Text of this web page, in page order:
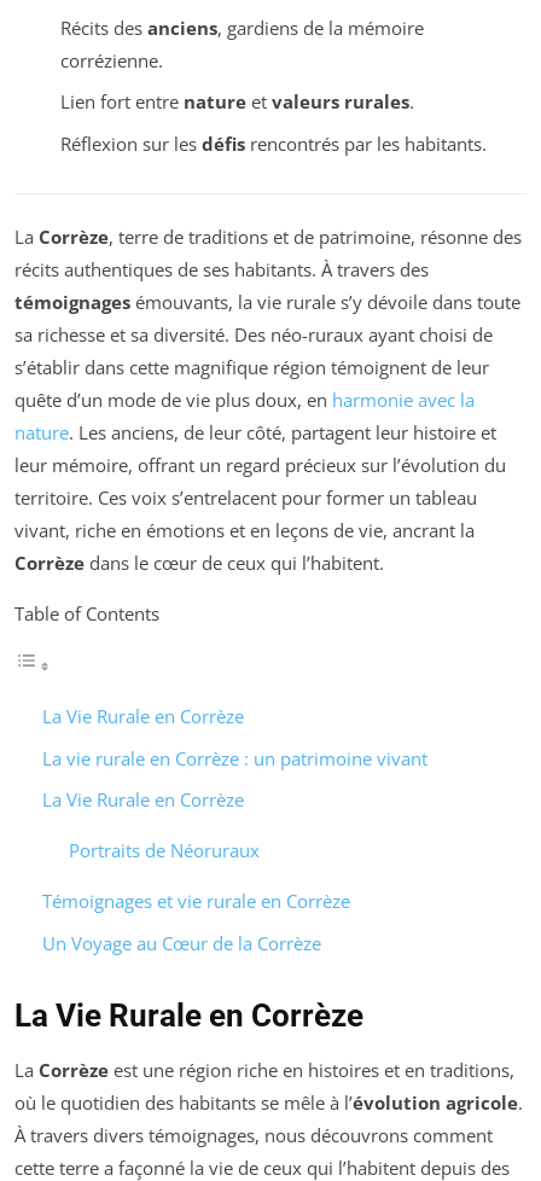
Récits des anciens, gardiens de la mémoire
corrézienne.
Lien fort entre natureet valeurs rurales.
Réflexion sur les défisrencontrés par les habitants.
La Corrèze, terre de traditions et de patrimoine, résonne des
récits authentiques de ses habitants. À travers des
témoignages émouvants, la vie rurale s’y dévoile dans toute
sa richesse et sa diversité. Des néo-ruraux ayant choisi de
s’établir dans cette magnifique région témoignent de leur
quête d’un mode de vie plus doux, en harmonie avec la
nature. Les anciens, de leur côté, partagent leur histoire et
leur mémoire, offrant un regard précieux sur l’évolution du
territoire. Ces voix s’entrelacent pour former un tableau
vivant, riche en émotions et en leçons de vie, ancrant la
Corrèze dans le cœur de ceux qui l’habitent.
Table of Contents
La Vie Rurale en Corrèze
La vie rurale en Corrèze : un patrimoine vivant
La Vie Rurale en Corrèze
Portraits de Néoruraux
Témoignages et vie rurale en Corrèze
Un Voyage au Cœur de la Corrèze
La Vie Rurale en Corrèze
La Corrèze est une région riche en histoires et en traditions,
où le quotidien des habitants se mêle à l’évolution agricole.
À travers divers témoignages, nous découvrons comment
cette terre a façonné la vie de ceux qui l’habitent depuis des